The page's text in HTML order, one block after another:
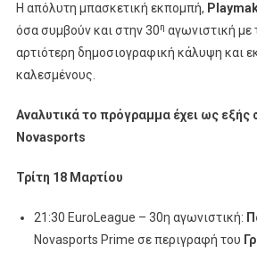
Η απόλυτη μπασκετική εκπομπή,
όσα συμβούν και στην 30η αγωνιστική με
αρτιότερη δημοσιογραφική κάλυψη και
καλεσμένους.
Αναλυτικά το πρόγραμμα έχει ως εξής
Novasports
Τρίτη 18 Μαρτίου
21:30 EuroLeague – 30η αγωνιστική:
Novasports Prime σε περιγραφή του